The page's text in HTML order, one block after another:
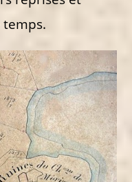
temps.